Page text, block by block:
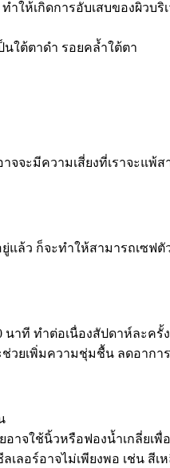
ให้เกิดการอับเสบของผิวบริ
นใต้ตาดำ รอยคล้ำใต้ตา
ะมีความเสี่ยงที่เราจะแพ้
ล้ว ก็จะทำให้สามารถเซฟตั
าที ทำต่อเนื่องสัปดาห์ละครั้
ช่วยเพิ่มความชุ่มชื้น ลดอาก
าจใช้นิ้วหรือฟองน้ำเกลี่ยเ
อร์อาจไม่เพียงพอ เช่น สี